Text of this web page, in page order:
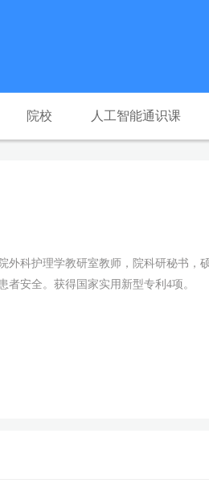
院校 人工智能通识课
外科护理学教研室教师，院科研秘书
安全。获得国家实用新型专利4项。